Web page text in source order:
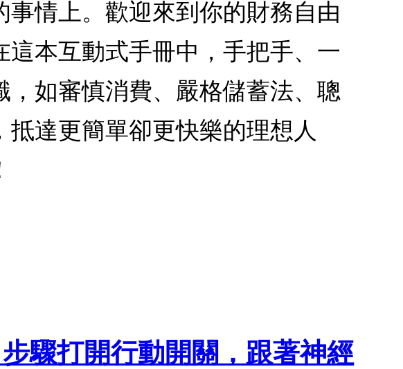
情上。歡迎來到你的財務自由
本互動式手冊中，手把手、一
如審慎消費、嚴格儲蓄法、聰
達更簡單卻更快樂的理想人
驟打開行動開關，跟著神經